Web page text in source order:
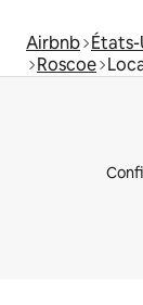
Airbnb États-
Roscoe